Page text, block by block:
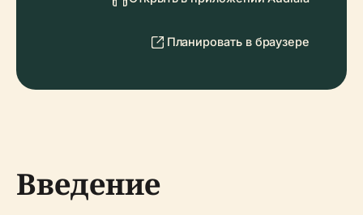
Планировать в браузере
Введение